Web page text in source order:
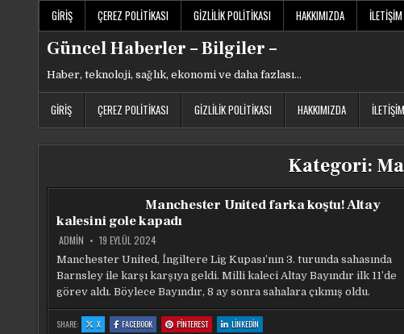
GIRIŞ ÇEREZ POLITIKASI GIZLILIK POLITIKASI HAKKIMIZDA İLETIŞIM
Güncel Haberler – Bilgiler –
Haber, teknoloji, sağlık, ekonomi ve daha fazlası…
GIRIŞ ÇEREZ POLITIKASI GIZLILIK POLITIKASI HAKKIMIZDA İLETIŞIM
Kategori:
Manchester United farka koştu! Altay
kalesini gole kapadı
ADMIN 19 EYLÜL 2024
Manchester United, İngiltere Lig Kupası’nın 3. turunda sahasında
Barnsley ile karşı karşıya geldi. Milli kaleci Altay Bayındır ilk 11’de
görev aldı. Böylece Bayındır, 8 ay sonra sahalara çıkmış oldu.
SHARE: X:
MANCHESTER
FACEBOOK:
MANCHESTER
PINTEREST:
MANCHESTER
LINKEDIN
MANCHESTER